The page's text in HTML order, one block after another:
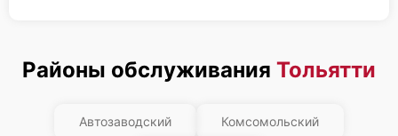
Районы обслуживания Тольятти
Автозаводский Комсомольский